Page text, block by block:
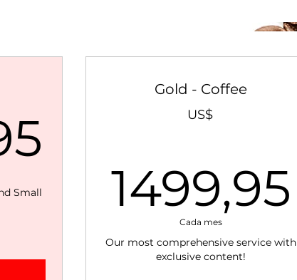
649,95US$
Small
Gold - Coffee
US$
1499,95
Cada mes
Our most comprehensive service with
exclusive content!